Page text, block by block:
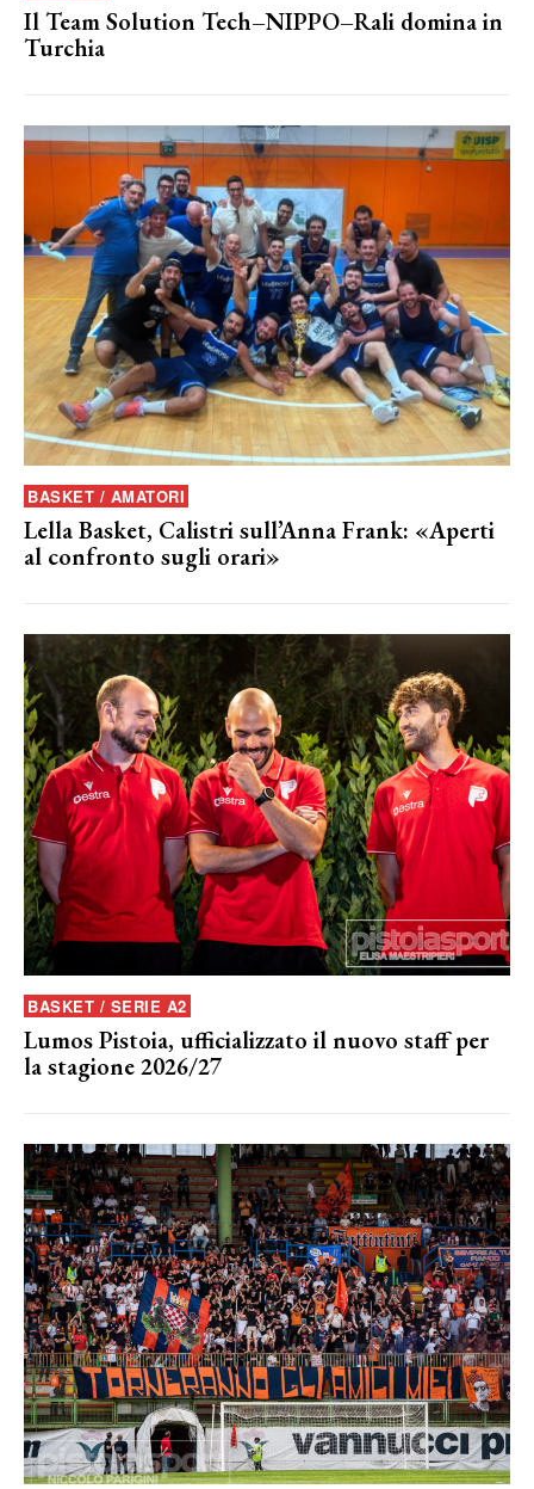
Il Team Solution Tech–NIPPO–Rali domina in
Turchia
BASKET / AMATORI
Lella Basket, Calistri sull’Anna Frank: «Aperti
al confronto sugli orari»
BASKET / SERIE A2
Lumos Pistoia, ufficializzato il nuovo staff per
la stagione 2026/27